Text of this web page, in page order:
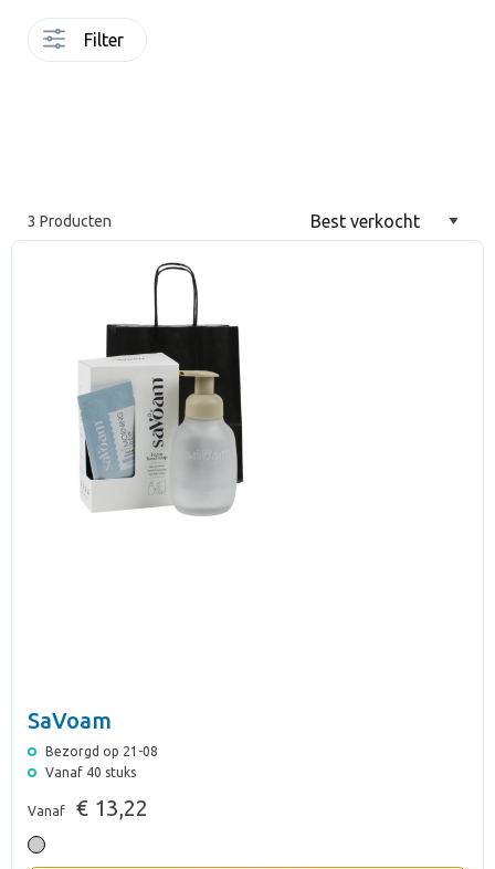
Filter
3 Producten
SaVoam
Bezorgd op 21-08
Vanaf 40 stuks
Vanaf € 13,22